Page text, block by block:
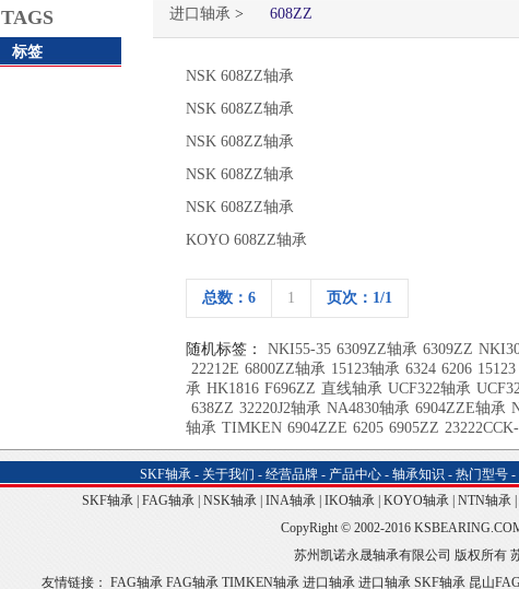
TAGS
标签
进口轴承 > 608ZZ
NSK 608ZZ轴承
NSK 608ZZ轴承
NSK 608ZZ轴承
NSK 608ZZ轴承
NSK 608ZZ轴承
KOYO 608ZZ轴承
总数：6 1 页次：1/1
随机标签： NKI55-35 6309ZZ轴承 6309ZZ
22212E 6800ZZ轴承 15123轴承 6324 6206 15123
承 HK1816 F696ZZ 直线轴承 UCF322轴承
638ZZ 32220J2轴承 NA4830轴承 6904ZZE轴承
轴承 TIMKEN 6904ZZE 6205 6905ZZ
SKF轴承- 关于我们 - 经营品牌- 产品中心- 轴承知识 - 热门型号-
SKF轴承| FAG轴承| NSK轴承| INA轴承| IKO轴承| KOYO轴承| NTN轴承|
CopyRight © 2002-2016
苏州凯诺永晟轴承有限公司 版权所有
友情链接： FAG轴承 FAG轴承 TIMKEN轴承 进口轴承 进口轴承 SKF轴承 昆山